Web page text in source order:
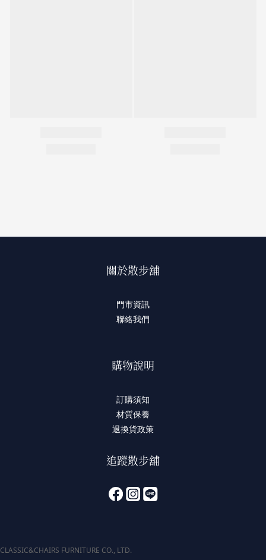
關於散步舖
門市資訊
聯絡我們
購物說明
訂購須知
材質保養
退換貨政策
追蹤散步舖
CLASSIC&CHAIRS FURNITURE CO., LTD.